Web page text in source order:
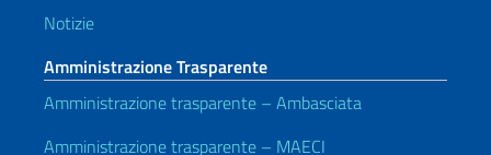
Notizie
Amministrazione Trasparente
Amministrazione trasparente – Ambasciata
Amministrazione trasparente – MAECI